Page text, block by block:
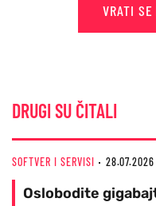
VRATI SE
DRUGI SU ČITALI
SOFTVER I SERVISI 28.07.2026
Oslobodite